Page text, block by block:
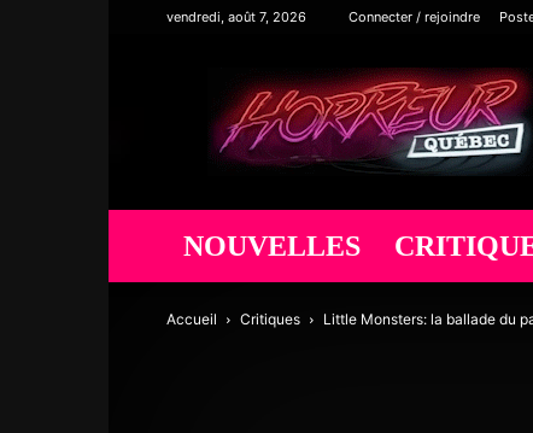
vendredi, août 7, 2026 Connecter / rejoindre
Horreur
Québec
NOUVELLES
Accueil Critiques Little Monsters: la ballade du